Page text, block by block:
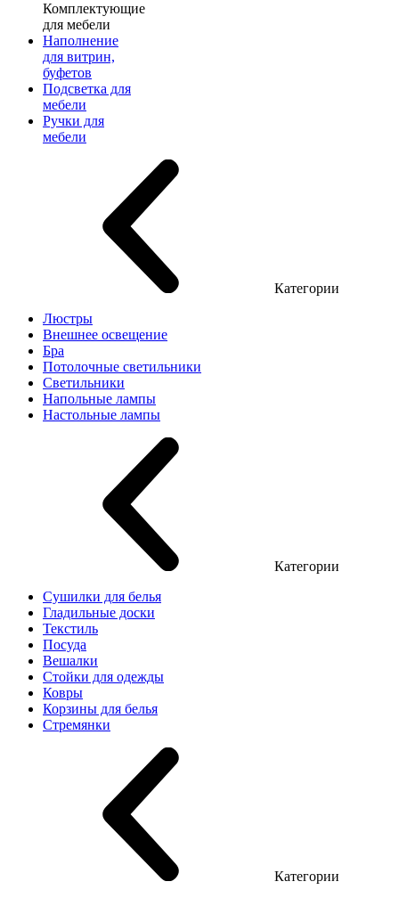
Комплектующие
для мебели
Наполнение
для витрин,
буфетов
Подсветка для
мебели
Ручки для
мебели
Категории
Люстры
Внешнее освещение
Бра
Потолочные светильники
Светильники
Напольные лампы
Настольные лампы
Категории
Сушилки для белья
Гладильные доски
Текстиль
Посуда
Вешалки
Стойки для одежды
Ковры
Корзины для белья
Стремянки
Категории